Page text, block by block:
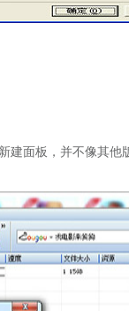
面板，并不像其他